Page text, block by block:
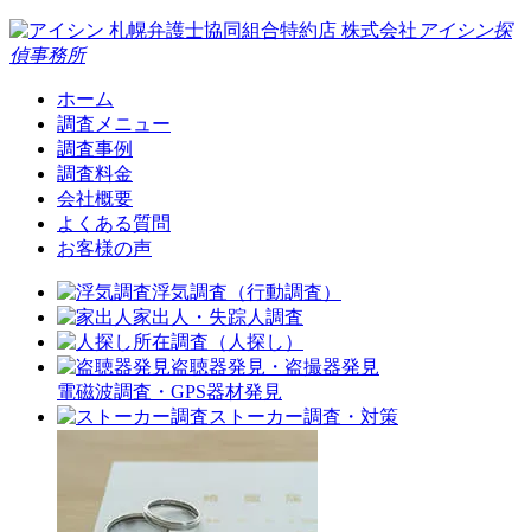
札幌弁護士協同組合特約店 株式会社 アイシン探
偵事務所
ホーム
調査メニュー
調査事例
調査料金
会社概要
よくある質問
お客様の声
浮気調査（行動調査）
家出人・失踪人調査
所在調査（人探し）
盗聴器発見・盗撮器発見
電磁波調査・GPS器材発見
ストーカー調査・対策